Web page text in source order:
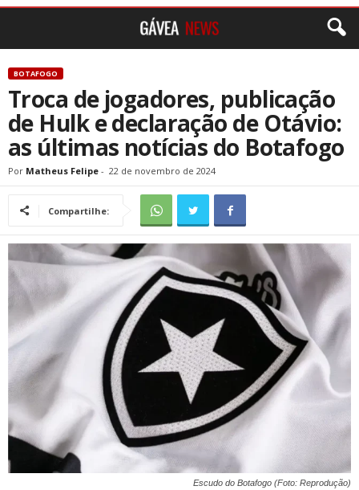
BOTAFOGO
Troca de jogadores, publicação
de Hulk e declaração de Otávio:
as últimas notícias do Botafogo
Por Matheus Felipe - 22 de novembro de 2024
Compartilhe:
Escudo do Botafogo (Foto: Reprodução)